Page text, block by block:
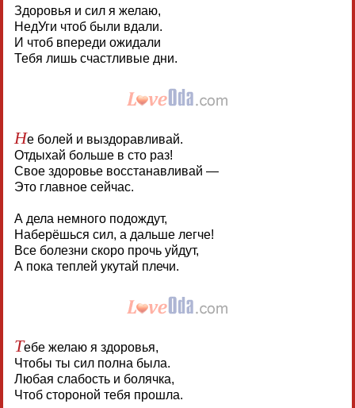
Здоровья и сил я желаю,
НедУги чтоб были вдали.
И чтоб впереди ожидали
Тебя лишь счастливые дни.
Не болей и выздоравливай.
Отдыхай больше в сто раз!
Свое здоровье восстанавливай —
Это главное сейчас.
А дела немного подождут,
Наберёшься сил, а дальше легче!
Все болезни скоро прочь уйдут,
А пока теплей укутай плечи.
Тебе желаю я здоровья,
Чтобы ты сил полна была.
Любая слабость и болячка,
Чтоб стороной тебя прошла.